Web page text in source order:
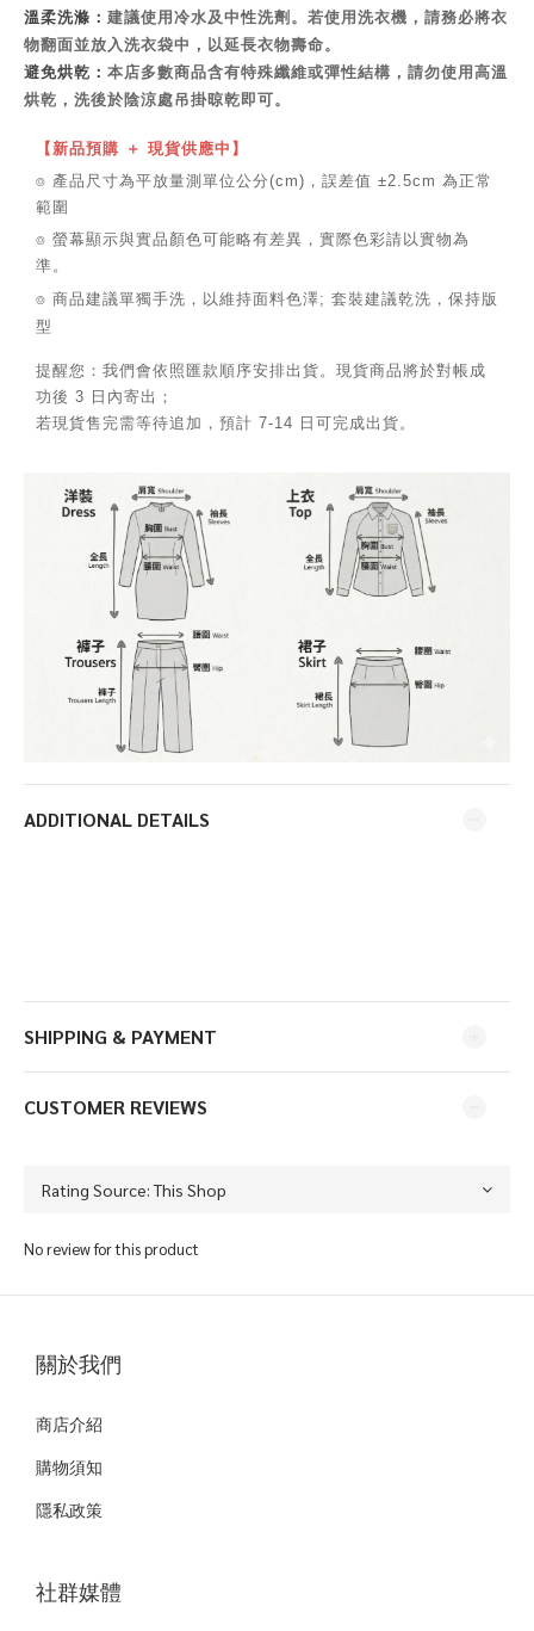
溫柔洗滌： 建議使用冷水及中性洗劑。若使用洗衣機，請務必將衣
物翻面並放入洗衣袋中，以延長衣物壽命。
避免烘乾： 本店多數商品含有特殊纖維或彈性結構，請勿使用高溫
烘乾，洗後於陰涼處吊掛晾乾即可。
【新品預購 ＋ 現貨供應中】
⌾ 產品尺寸為平放量測單位公分(cm)，誤差值 ±2.5cm 為正常
範圍
⌾ 螢幕顯示與實品顏色可能略有差異，實際色彩請以實物為
準。
⌾ 商品建議單獨手洗，以維持面料色澤; 套裝建議乾洗，保持版
型
提醒您：我們會依照匯款順序安排出貨。現貨商品將於對帳成
功後 3 日內寄出；
若現貨售完需等待追加，預計 7-14 日可完成出貨。
ADDITIONAL DETAILS
SHIPPING & PAYMENT
CUSTOMER REVIEWS
No review for this product
關於我們
商店介紹
購物須知
隱私政策
社群媒體